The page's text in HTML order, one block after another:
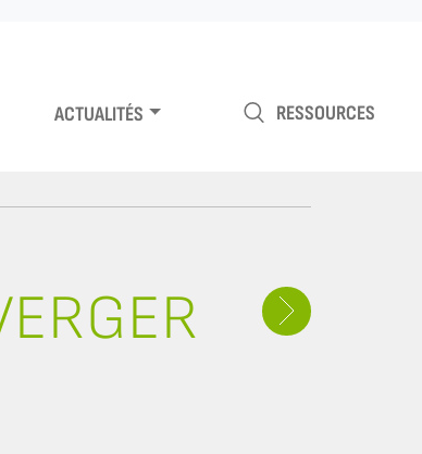
ACTUALITÉS RESSOURCES